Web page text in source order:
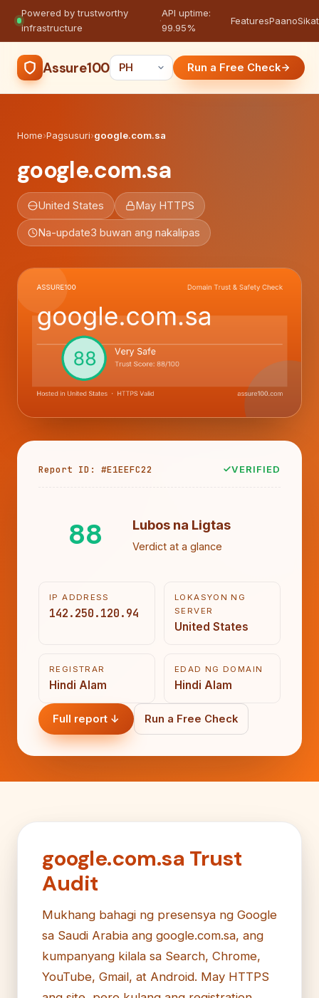
Powered by trustworthy
infrastructure
·
API uptime:
99.95%
FeaturesPaanoSikat
Assure100 Run a Free Check
Home›Pagsusuri›google.com.sa
google.com.sa
United States May HTTPS
Na-update3 buwan ang nakalipas
Report ID: #E1EEFC22 VERIFIED
88 Lubos na Ligtas
Verdict at a glance
IP ADDRESS
142.250.120.94
LOKASYON NG
SERVER
United States
REGISTRAR
Hindi Alam
EDAD NG DOMAIN
Hindi Alam
Full report ↓ Run a Free Check
google.com.sa Trust
Audit
Mukhang bahagi ng presensya ng Google
sa Saudi Arabia ang google.com.sa, ang
kumpanyang kilala sa Search, Chrome,
YouTube, Gmail, at Android. May HTTPS